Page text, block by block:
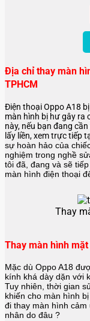
Địa chỉ thay màn
TPHCM
Điện thoại Oppo A18
màn hình bị hư gây ra
này, nếu bạn đang
lấy liền, xem trực tiếp
sự hoàn hảo của
nghiệm trong nghề
tôi đã, đang và sẽ
màn hình điện thoại
Thay
Thay màn hình
Mặc dù Oppo A18
kính khá dày dặn với
Tuy nhiên, thời gian
khiến cho màn hình
đi thay màn hình cảm
nhân do đâu ?